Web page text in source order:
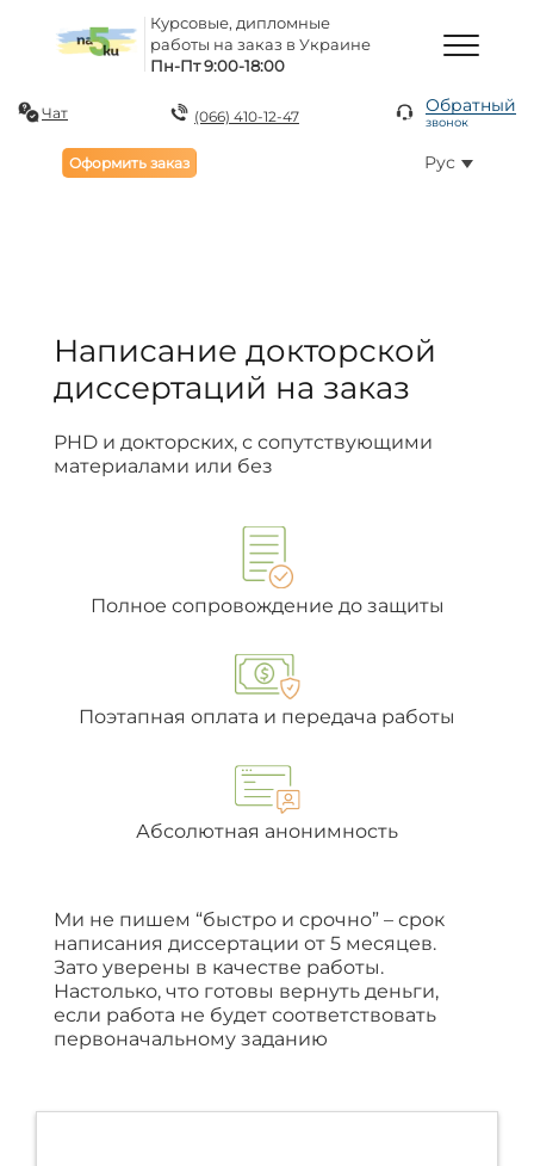
Курсовые, дипломные
работы на заказ в Украине
Пн-Пт 9:00-18:00
Чат (066) 410-12-47 Обратный
звонок
Оформить заказ Рус
Написание докторской
диссертаций на заказ
PHD и докторских, с сопутствующими
материалами или без
Полное сопровождение до защиты
Поэтапная оплата и передача работы
Абсолютная анонимность
Ми не пишем “быстро и срочно” – срок
написания диссертации от 5 месяцев.
Зато уверены в качестве работы.
Настолько, что готовы вернуть деньги,
если работа не будет соответствовать
первоначальному заданию